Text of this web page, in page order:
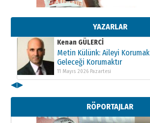
YAZARLAR
Metin Külünk: Aileyi Korumak
11 Mayıs 2026 Pazartesi
Kenan GÜLERCİ
Metin Külünk: Aileyi Korumak
Geleceği Korumaktır
11 Mayıs 2026 Pazartesi
Metin Külünk: Aileyi Korumak
Geleceği Korumaktır
11 Mayıs 2026 Pazartesi
◀▶
RÖPORTAJLAR